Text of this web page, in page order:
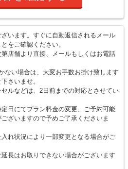
います。すぐに自動返信されるメール
をご確認ください。
店舗より直接、メールもしくはお電話
ない場合は、大変お手数お掛け致します
さいませ。
ルなどは、2日前までの対応とさせてい
日にてプラン料金の変更、ご予約可能
ざいますので予めご了承くださいま
れ状況により一部変更となる場合がご
長はお取りできない場合がございます